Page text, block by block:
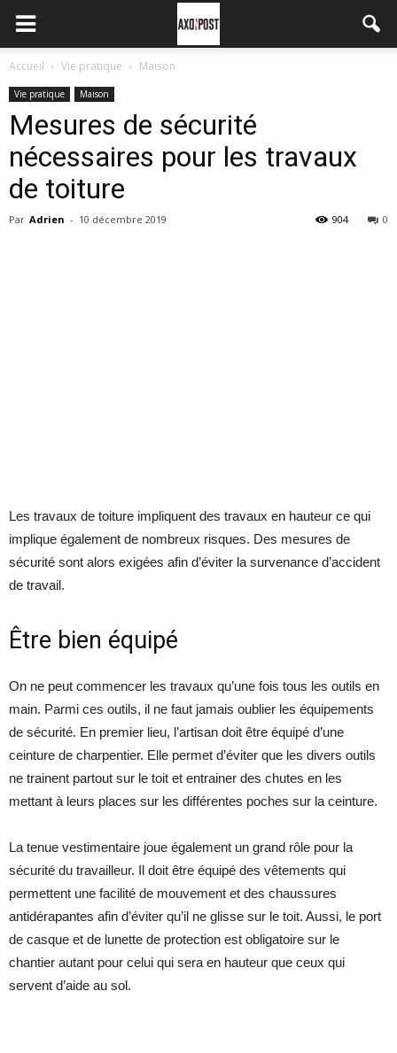
Accueil Vie pratique Maison
Vie pratique Maison
Mesures de sécurité
nécessaires pour les travaux
de toiture
Par Adrien - 10 décembre 2019 0
904
Les travaux de toiture impliquent des travaux en hauteur ce qui
implique également de nombreux risques. Des mesures de
sécurité sont alors exigées afin d’éviter la survenance d’accident
de travail.
Être bien équipé
On ne peut commencer les travaux qu’une fois tous les outils en
main. Parmi ces outils, il ne faut jamais oublier les équipements
de sécurité. En premier lieu, l’artisan doit être équipé d’une
ceinture de charpentier. Elle permet d’éviter que les divers outils
ne trainent partout sur le toit et entrainer des chutes en les
mettant à leurs places sur les différentes poches sur la ceinture.
La tenue vestimentaire joue également un grand rôle pour la
sécurité du travailleur. Il doit être équipé des vêtements qui
permettent une facilité de mouvement et des chaussures
antidérapantes afin d’éviter qu’il ne glisse sur le toit. Aussi, le port
de casque et de lunette de protection est obligatoire sur le
chantier autant pour celui qui sera en hauteur que ceux qui
servent d’aide au sol.